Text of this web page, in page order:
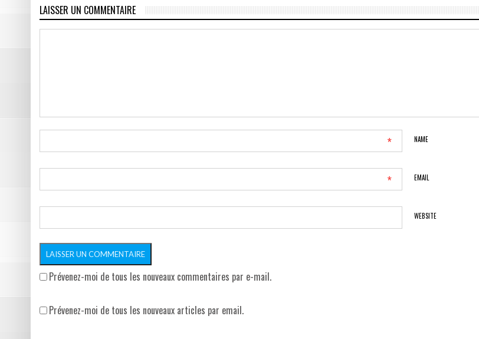
LAISSER UN COMMENTAIRE
NAME
*
EMAIL
*
WEBSITE
Prévenez-moi de tous les nouveaux commentaires par e-mail.
Prévenez-moi de tous les nouveaux articles par email.